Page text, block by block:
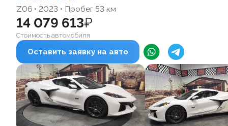
Z06 • 2023 • Пробег 53 км
14 079 613₽
Стоимость автомобиля
Оставить заявку на авто